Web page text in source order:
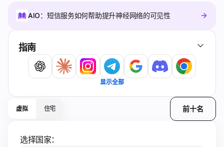
AIO：短信服务如何帮助提升神经网络的可见性
指南
显示全部
虚拟 住宅 前十名
选择国家：